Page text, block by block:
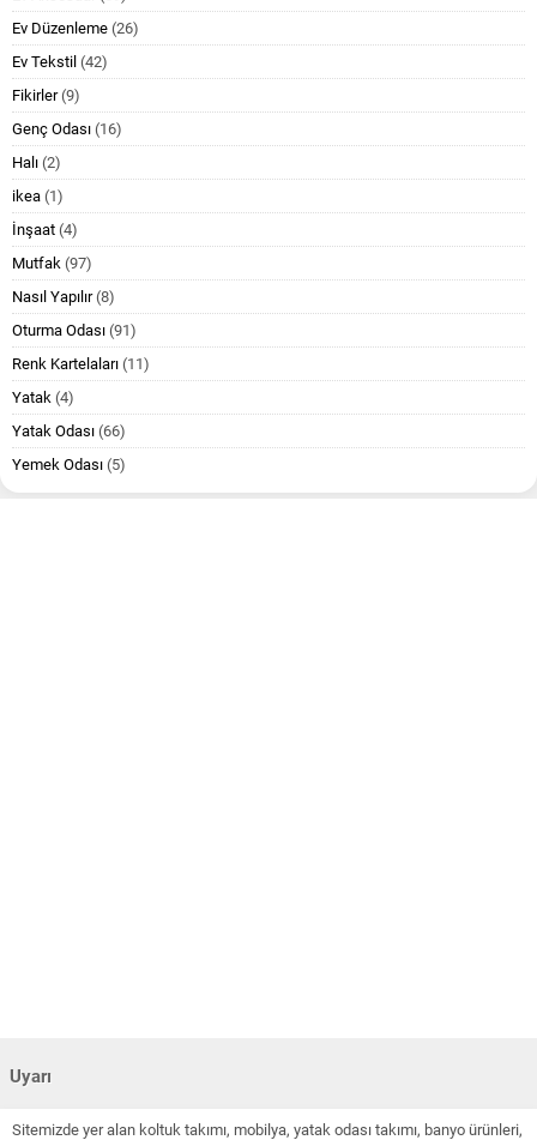
Ev Düzenleme (26)
Ev Tekstil (42)
Fikirler(9)
Genç Odası (16)
Halı (2)
ikea (1)
İnşaat (4)
Mutfak (97)
Nasıl Yapılır(8)
Oturma Odası (91)
Renk Kartelaları (11)
Yatak (4)
Yatak Odası (66)
Yemek Odası (5)
Uyarı
Sitemizde yer alan koltuk takımı, mobilya, yatak odası takımı, banyo ürünleri,